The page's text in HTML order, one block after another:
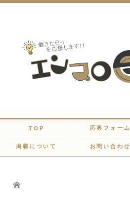
TOP 応募フォーム
掲載について お問い合わせ
Home